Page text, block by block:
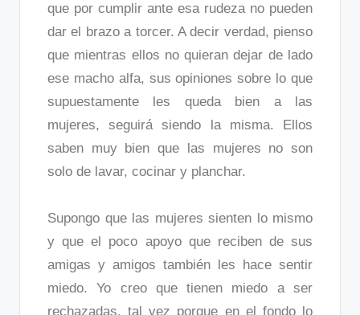
que por cumplir ante esa rudeza no pueden
dar el brazo a torcer. A decir verdad, pienso
que mientras ellos no quieran dejar de lado
ese macho alfa, sus opiniones sobre lo que
supuestamente les queda bien a las
mujeres, seguirá siendo la misma. Ellos
saben muy bien que las mujeres no son
solo de lavar, cocinar y planchar.
Supongo que las mujeres sienten lo mismo
y que el poco apoyo que reciben de sus
amigas y amigos también les hace sentir
miedo. Yo creo que tienen miedo a ser
rechazadas, tal vez porque en el fondo lo